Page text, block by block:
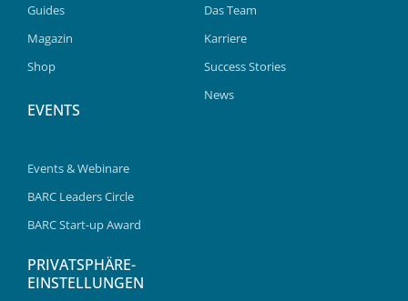
Guides
Magazin
Shop
EVENTS
Events & Webinare
BARC Leaders Circle
BARC Start-up Award
Das Team
Karriere
Success Stories
News
PRIVATSPHÄRE-
EINSTELLUNGEN